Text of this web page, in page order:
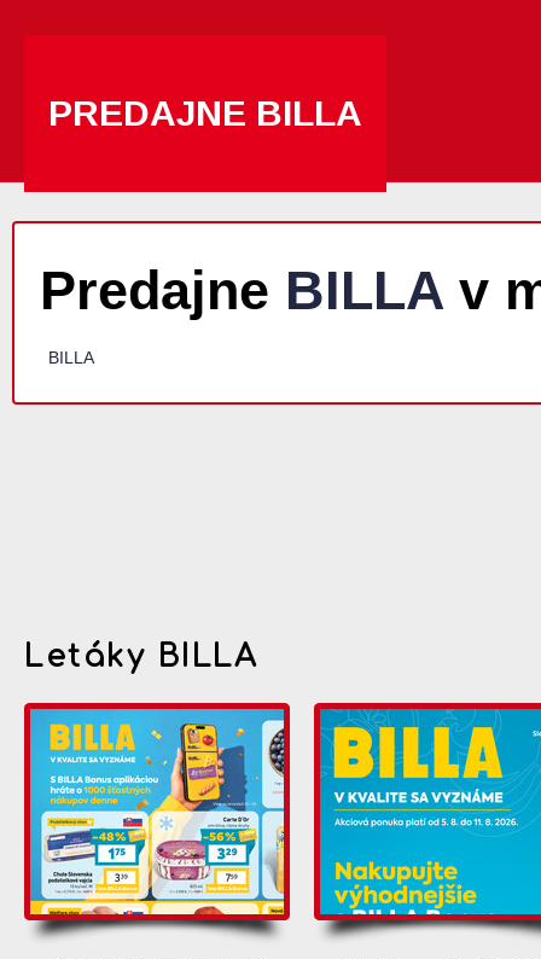
PREDAJNE BILLA
Predajne BILLA v
BILLA
Letáky BILLA